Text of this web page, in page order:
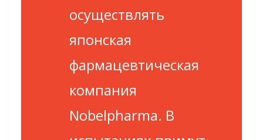
осуществлять
японская
фармацевтическая
компания
Nobelpharma. В